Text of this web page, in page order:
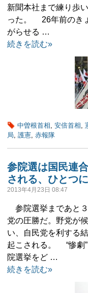
新聞本社まで練り歩
った。 26年前のき
がらせる …
続きを読む»
中曽根首相, 安倍首相,
局, 護憲, 赤報隊
参院選は国民連
される、ひとつ
2013年4月23日 08:47
参院選挙まであと
党の圧勝だ。野党が
い、自民党を利する
起こされる。 “惨劇
院選挙をど …
続きを読む»